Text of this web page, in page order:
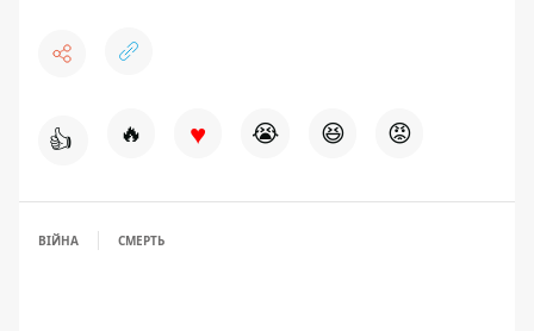
👍 🔥 ♥ 😭 😆 😡
ВІЙНА СМЕРТЬ